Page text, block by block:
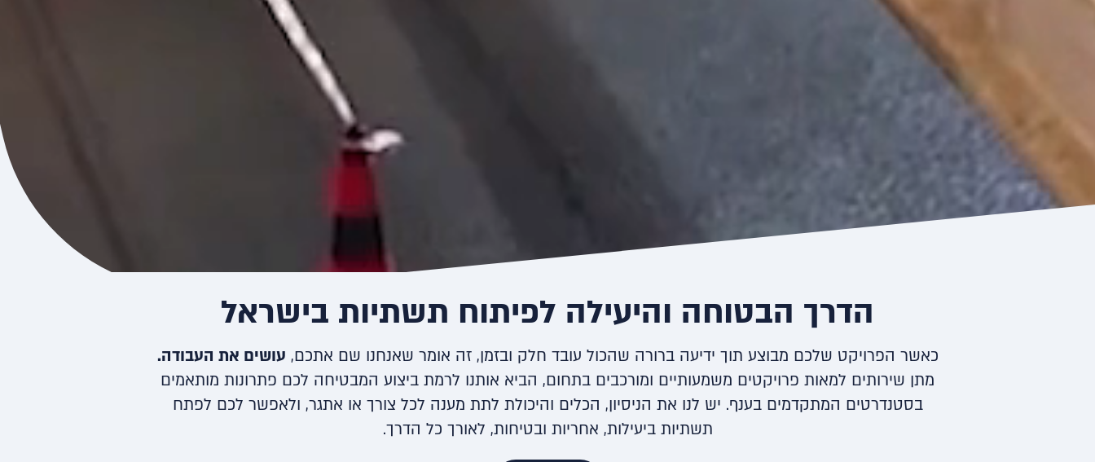
הדרך הבטוחה והיעילה לפיתוח תשתיות בישראל
כאשר הפרויקט שלכם מבוצע תוך ידיעה ברורה שהכול עובד חלק ובזמן, זה אומר שאנחנו שם אתכם, עושים את העבודה.
מתן שירותים למאות פרויקטים משמעותיים ומורכבים בתחום, הביא אותנו לרמת ביצוע המבטיחה לכם פתרונות מותאמים
בסטנדרטים המתקדמים בענף. יש לנו את הניסיון, הכלים והיכולת לתת מענה לכל צורך או אתגר, ולאפשר לכם לפתח
תשתיות ביעילות, אחריות ובטיחות, לאורך כל הדרך.